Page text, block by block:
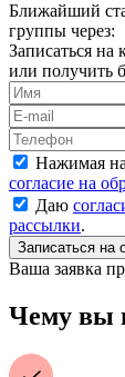
Ближайший
группы через:
Записаться на
или получить
Нажимая
согласие на
Даю
рассылки.
Ваша заявка
Чему вы